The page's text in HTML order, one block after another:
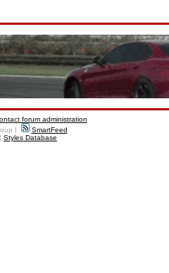
forum administration
|
SmartFeed
| Styles Database